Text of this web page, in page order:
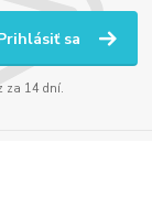
sa
za 14 dní.